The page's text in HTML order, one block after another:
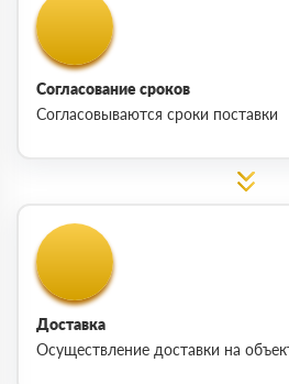
Согласование сроков
Согласовываются сроки поставки
Доставка
Осуществление доставки на